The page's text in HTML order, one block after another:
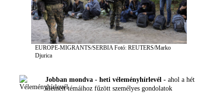
EUROPE-MIGRANTS/SERBIAFotó: REUTERS/Marko
Djurica
Jobban mondva - heti véleményhírlevél - ahol a hét
kiemelt témáihoz fűzött személyes gondolatok